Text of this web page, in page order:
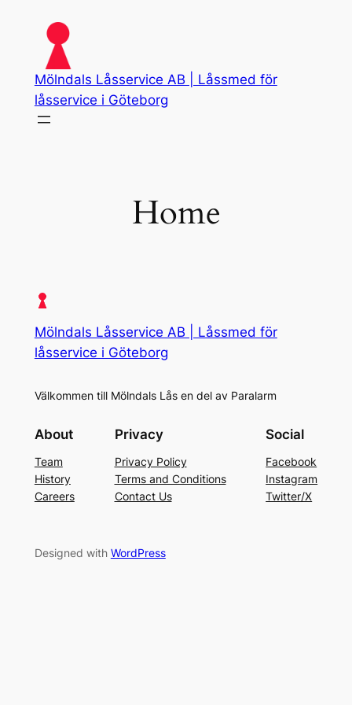
content
Mölndals Låsservice AB | Låssmed för
låsservice i Göteborg
Home
Mölndals Låsservice AB | Låssmed för
låsservice i Göteborg
Välkommen till Mölndals Lås en del av Paralarm
About
Team
History
Careers
Privacy
Privacy Policy
Terms and Conditions
Contact Us
Social
Facebook
Instagram
Twitter/X
Designed with WordPress